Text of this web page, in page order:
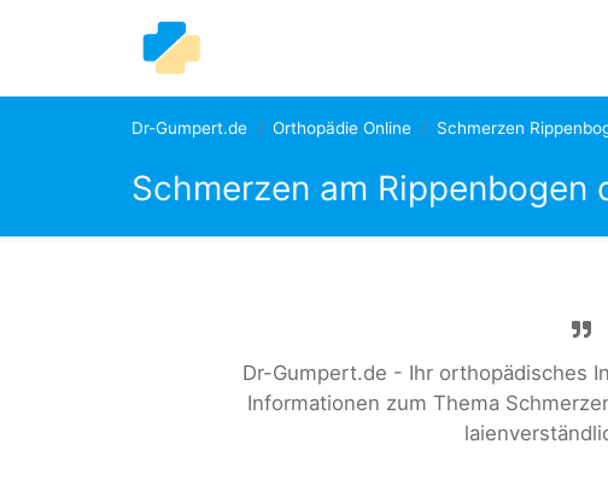
Dr-Gumpert.de Orthopädie Online Schmerzen
Schmerzen am Rippenbogen
Dr-Gumpert.de - Ihr orthopädisches
Informationen zum Thema